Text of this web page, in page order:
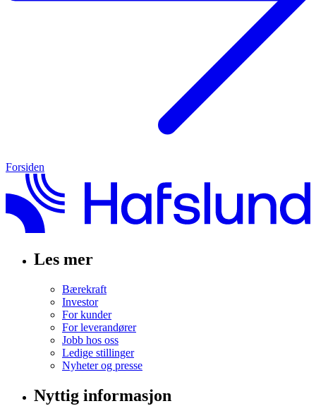
Forsiden
Les mer
Bærekraft
Investor
For kunder
For leverandører
Jobb hos oss
Ledige stillinger
Nyheter og presse
Nyttig informasjon